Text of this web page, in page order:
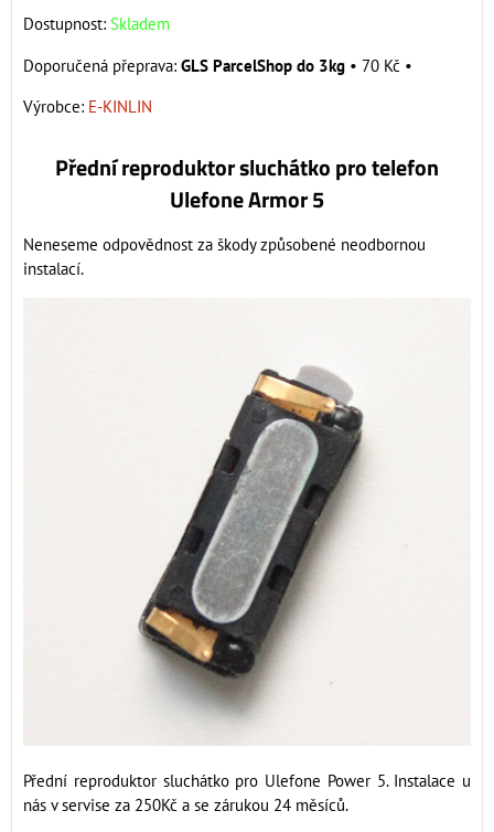
Dostupnost: Skladem
GLS ParcelShop do 3kg • 70 Kč •
Výrobce: E-KINLIN
Přední reproduktor sluchátko pro telefon
Ulefone Armor 5
Neneseme odpovědnost za škody způsobené neodbornou
instalací.
Přední reproduktor sluchátko pro Ulefone Power 5. Instalace u
nás v servise za 250Kč a se zárukou 24 měsíců.